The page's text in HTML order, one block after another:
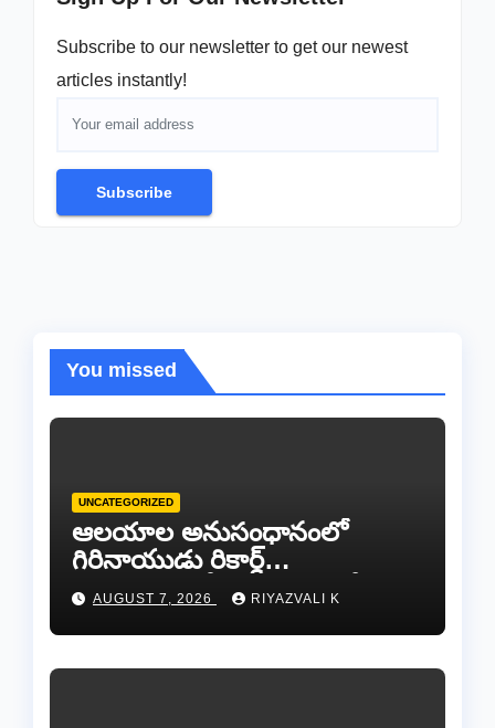
Subscribe to our newsletter to get our newest
articles instantly!
Subscribe
You missed
UNCATEGORIZED
ఆలయాల అనుసంధానంలో
గిరినాయుడు రికార్డ్
దారినేర్పరి..రోడ్డు నిర్మాణంతో పాటు
గోవుల సంరక్షణకు ప్రాణప్రతిష్ఠ!..
AUGUST 7, 2026 RIYAZVALI K